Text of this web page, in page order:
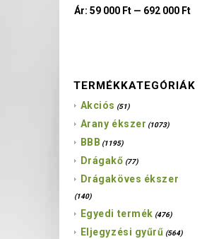
Ár: 59 000 Ft— 692 000 Ft
TERMÉKKATEGÓRIÁK
Akciós (51)
Arany ékszer (1073)
BBB (1195)
Drágakő (77)
Drágaköves ékszer
(140)
Egyedi termék (476)
Eljegyzési gyűrű (564)